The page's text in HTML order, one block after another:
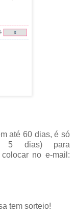
até 60 dias, é só
5 dias) para
colocar no e-mail:
tem sorteio!